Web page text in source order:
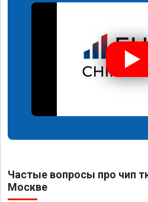
Частые вопросы про чип
Москве